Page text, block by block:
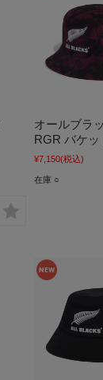
オールブラ
RGR バケッ
¥7,150(税込)
在庫 ○